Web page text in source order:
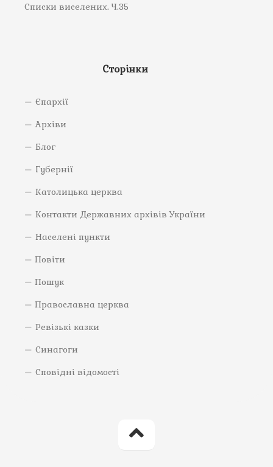
Списки виселених. Ч.35
Сторінки
Єпархії
Архіви
Блог
Губернії
Католицька церква
Контакти Державних архівів України
Населені пункти
Повіти
Пошук
Православна церква
Ревізькі казки
Синагоги
Сповідні відомості